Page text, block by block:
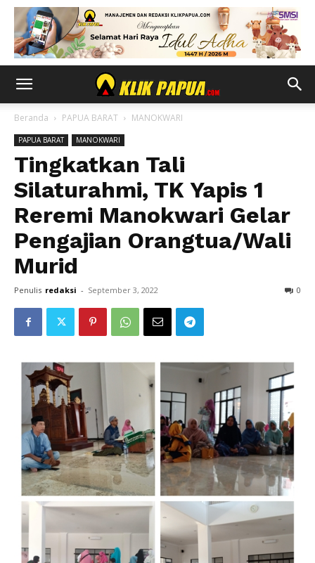
Beranda PAPUA BARAT MANOKWARI
PAPUA BARAT MANOKWARI
Tingkatkan Tali
Silaturahmi, TK Yapis 1
Reremi Manokwari Gelar
Pengajian Orangtua/Wali
Murid
Penulis redaksi - September 3, 2022 0